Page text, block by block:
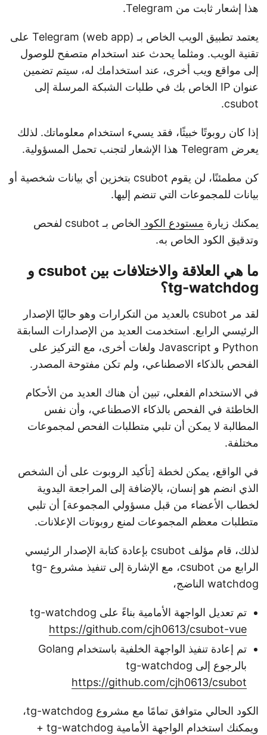
هذا إشعار ثابت من Telegram.
يعتمد تطبيق الويب الخاص بـ Telegram (web app) على
تقنية الويب. ومثلما يحدث عند استخدام متصفح للوصول
إلى مواقع ويب أخرى، عند استخدامك له، سيتم تضمين
عنوان IP الخاص بك في طلبات الشبكة المرسلة إلى
csubot.
إذا كان روبوتًا خبيثًا، فقد يسيء استخدام معلوماتك. لذلك
يعرض Telegram هذا الإشعار لتجنب تحمل المسؤولية.
كن مطمئنًا، لن يقوم csubot بتخزين أي بيانات شخصية أو
بيانات للمجموعات التي تنضم إليها.
يمكنك زيارة مستودع الكود
الخاص بـ csubot لفحص
وتدقيق الكود الخاص به.
ما هي العلاقة والاختلافات بين csubot و
tg-watchdog؟
لقد مر csubot بالعديد من التكرارات وهو حاليًا الإصدار
الرئيسي الرابع. استخدمت العديد من الإصدارات السابقة
Python و Javascript ولغات أخرى، مع التركيز على
الفحص بالذكاء الاصطناعي، ولم تكن مفتوحة المصدر.
في الاستخدام الفعلي، تبين أن هناك العديد من الأحكام
الخاطئة في الفحص بالذكاء الاصطناعي، وأن نفس
المطالبة لا يمكن أن تلبي متطلبات الفحص لمجموعات
مختلفة.
في الواقع، يمكن لخطة [تأكيد الروبوت على أن الشخص
الذي انضم هو إنسان، بالإضافة إلى المراجعة اليدوية
لخطاب الأعضاء من قبل مسؤولي المجموعة] أن تلبي
متطلبات معظم المجموعات لمنع روبوتات الإعلانات.
لذلك، قام مؤلف csubot بإعادة كتابة الإصدار الرئيسي
الرابع من csubot، مع الإشارة إلى تنفيذ مشروع tg-
watchdog الناضج،
تم تعديل الواجهة الأمامية بناءً على tg-watchdog
https://github.com/cjh0613/csubot-vue
تم إعادة تنفيذ الواجهة الخلفية باستخدام Golang
بالرجوع إلى tg-watchdog
https://github.com/cjh0613/csubot
الكود الحالي متوافق تمامًا مع مشروع tg-watchdog،
ويمكنك استخدام الواجهة الأمامية tg-watchdog +